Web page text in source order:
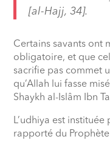
[al-Hajj, 34].
Certains savants ont
obligatoire, et que
sacrifie pas commet
qu’Allah lui fasse
Shaykh al-Islâm Ibn
L’udhiya est instituée
rapporté du Prophète صلى الله عليه وسلم, ni de ses